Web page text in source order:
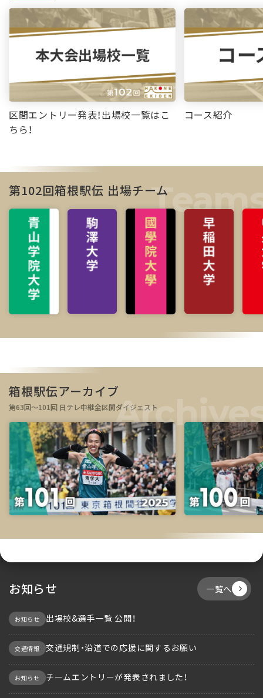
区間エントリー発表！出場校一覧はこ
ちら！
コース紹介
第102回箱根駅伝 出場チーム
箱根駅伝アーカイブ
第63回～101回 日テレ中継全区間ダイジェスト
お知らせ 一覧へ
お知らせ 出場校&選手一覧 公開！
交通情報 交通規制・沿道での応援に関するお願い
お知らせ チームエントリーが発表されました！